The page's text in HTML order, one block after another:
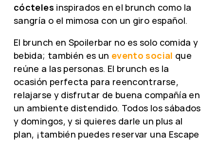
cócteles inspirados en el brunch como la
sangría o el mimosa con un giro español.
El brunch en Spoilerbar no es solo comida y
bebida; también es un evento social que
reúne a las personas. El brunch es la
ocasión perfecta para reencontrarse,
relajarse y disfrutar de buena compañía en
un ambiente distendido. Todos los sábados
y domingos, y si quieres darle un plus al
plan, ¡también puedes reservar una Escape